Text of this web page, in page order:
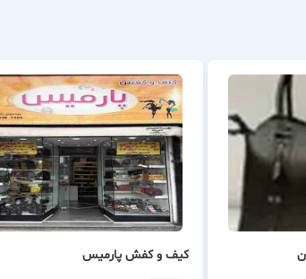
کیف و کفش پارمیس